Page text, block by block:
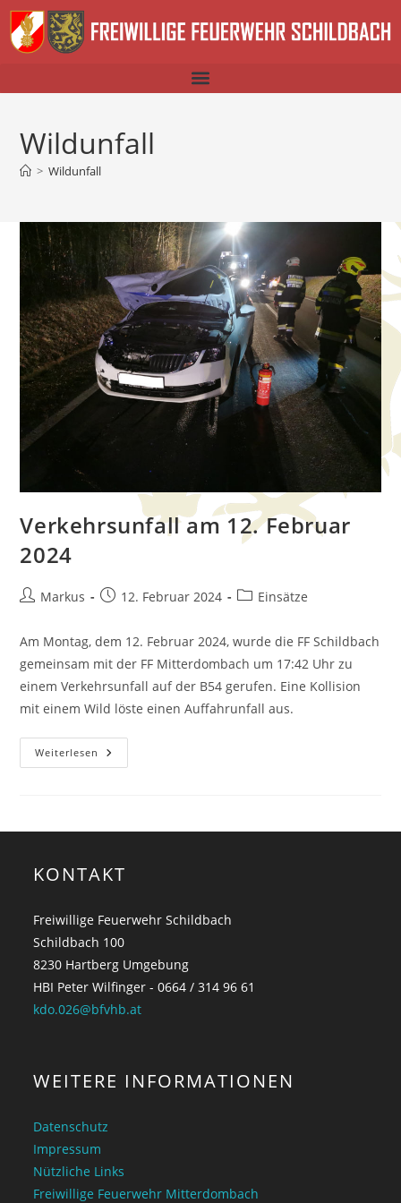
Wildunfall
> Wildunfall
Verkehrsunfall am 12. Februar
2024
Markus 12. Februar 2024 Einsätze
Am Montag, dem 12. Februar 2024, wurde die FF Schildbach
gemeinsam mit der FF Mitterdombach um 17:42 Uhr zu
einem Verkehrsunfall auf der B54 gerufen. Eine Kollision
mit einem Wild löste einen Auffahrunfall aus.
Weiterlesen
KONTAKT
Freiwillige Feuerwehr Schildbach
Schildbach 100
8230 Hartberg Umgebung
HBI Peter Wilfinger - 0664 / 314 96 61
kdo.026@bfvhb.at
WEITERE INFORMATIONEN
Datenschutz
Impressum
Nützliche Links
Freiwillige Feuerwehr Mitterdombach